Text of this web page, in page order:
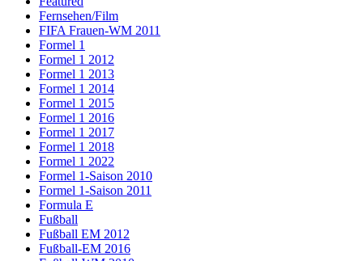
Fernsehen/Film
FIFA Frauen-WM 2011
Formel 1
Formel 1 2012
Formel 1 2013
Formel 1 2014
Formel 1 2015
Formel 1 2016
Formel 1 2017
Formel 1 2018
Formel 1 2022
Formel 1-Saison 2010
Formel 1-Saison 2011
Formula E
Fußball
Fußball EM 2012
Fußball-EM 2016